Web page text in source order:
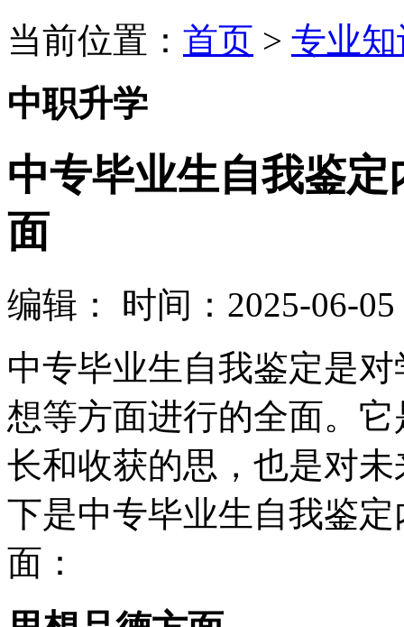
当前位置： 首页 > 专业
中职升学
中专毕业生自我鉴
面
编辑：
时间：2025-06-05
中专毕业生自我鉴定是
想等方面进行的全面。
长和收获的思，也是对
下是中专毕业生自我鉴
面：